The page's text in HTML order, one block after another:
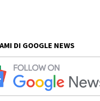
DI GOOGLE NEWS